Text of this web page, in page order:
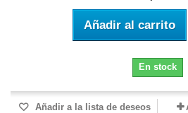
Añadir al carrito
En stock
Añadir a la lista de deseos